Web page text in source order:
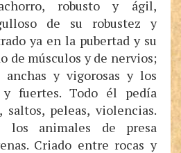
robusto y ágil,
de su robustez y
ya en la pubertad y su
de músculos y de nervios;
y vigorosas y los
y fuertes. Todo él pedía
saltos, peleas, violencias.
los animales de presa
Criado entre rocas y